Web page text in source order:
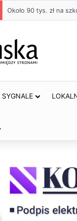
Około 90 tys. zł na
SYGNALE